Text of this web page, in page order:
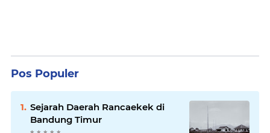
Pos Populer
Sejarah Daerah Rancaekek di
Bandung Timur